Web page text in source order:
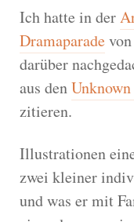
Ich hatte in der
Dramaparadevon
darüber
aus den
zitieren.
Illustrationen
zwei kleiner
und was er mit